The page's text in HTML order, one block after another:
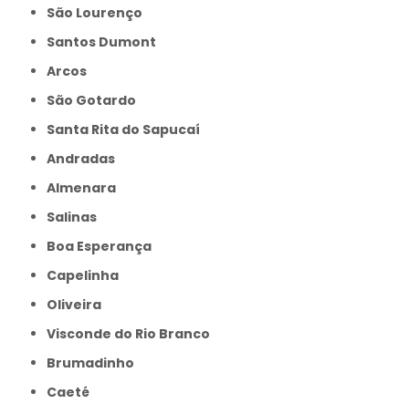
São Lourenço
Santos Dumont
Arcos
São Gotardo
Santa Rita do Sapucaí
Andradas
Almenara
Salinas
Boa Esperança
Capelinha
Oliveira
Visconde do Rio Branco
Brumadinho
Caeté